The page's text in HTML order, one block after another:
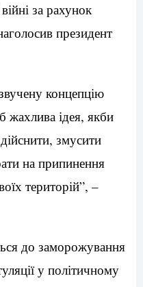
за рахунок
президент
концепцію
ідея, якби
змусити
на припинення
територій”, –
до заморожування
у політичному